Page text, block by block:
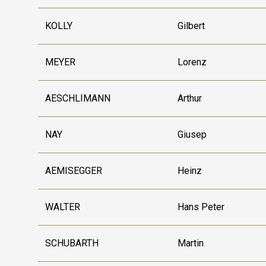
KOLLY Gilbert
MEYER Lorenz
AESCHLIMANN Arthur
NAY Giusep
AEMISEGGER Heinz
WALTER Hans Peter
SCHUBARTH Martin